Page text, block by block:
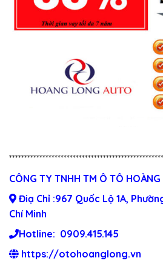
CÔNG TY TNHH TM Ô TÔ HOÀNG
Điạ Chỉ :967 Quốc Lộ 1A,
Chí Minh
Hotline: 0909.415.145
https://otohoanglong.vn